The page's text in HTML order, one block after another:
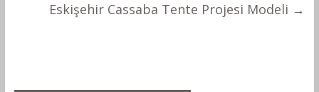
Eskişehir Cassaba Tente Projesi Modeli →